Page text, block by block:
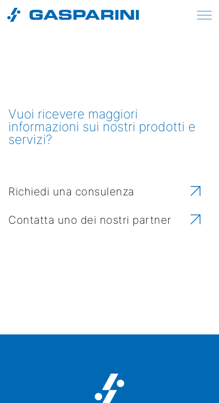
Vai al contenuto
Vuoi ricevere maggiori
informazioni sui nostri prodotti e
servizi?
Richiedi una consulenza
Contatta uno dei nostri partner